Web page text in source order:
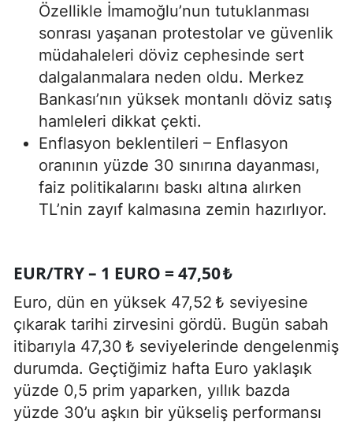
Özellikle İmamoğlu’nun tutuklanması
sonrası yaşanan protestolar ve güvenlik
müdahaleleri döviz cephesinde sert
dalgalanmalara neden oldu. Merkez
Bankası’nın yüksek montanlı döviz satış
hamleleri dikkat çekti.
Enflasyon beklentileri – Enflasyon
oranının yüzde 30 sınırına dayanması,
faiz politikalarını baskı altına alırken
TL’nin zayıf kalmasına zemin hazırlıyor.
EUR/TRY – 1 EURO = 47,50 ₺
Euro, dün en yüksek 47,52 ₺ seviyesine
çıkarak tarihi zirvesini gördü. Bugün sabah
itibarıyla 47,30 ₺ seviyelerinde dengelenmiş
durumda. Geçtiğimiz hafta Euro yaklaşık
yüzde 0,5 prim yaparken, yıllık bazda
yüzde 30’u aşkın bir yükseliş performansı